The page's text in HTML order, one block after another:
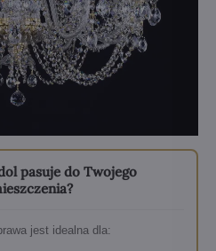
pasuje do Twojego
jest idealna dla: